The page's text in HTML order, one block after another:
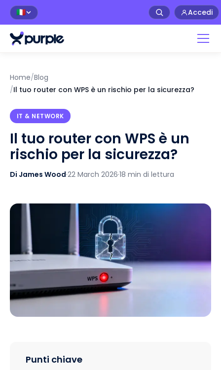
🇮🇹 Accedi
Home/Blog
/Il tuo router con WPS è un rischio per la sicurezza?
IT & NETWORK
Il tuo router con WPS è un
rischio per la sicurezza?
Di James Wood·22 March 2026·18 min di lettura
Punti chiave